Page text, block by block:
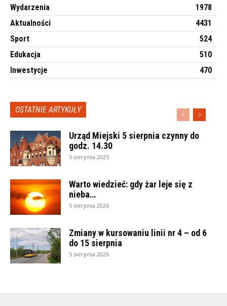
Wydarzenia
1978
Aktualności
4431
Sport
524
Edukacja
510
Inwestycje
470
OSTATNIE ARTYKUŁY
Urząd Miejski 5 sierpnia czynny do
godz. 14.30
5 sierpnia 2025
Warto wiedzieć: gdy żar leje się z
nieba…
5 sierpnia 2026
Zmiany w kursowaniu linii nr 4 – od 6
do 15 sierpnia
5 sierpnia 2026